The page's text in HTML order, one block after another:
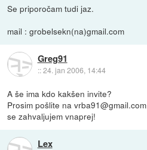
Se priporočam tudi jaz.
mail : grobelsekn(na)gmail.com
Greg91
::24. jan 2006, 14:44
A še ima kdo kakšen invite?
Prosim pošlite na vrba91@gmail.com
se zahvaljujem vnaprej!
Lex